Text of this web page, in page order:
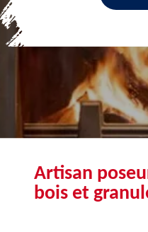
Artisan
bois et